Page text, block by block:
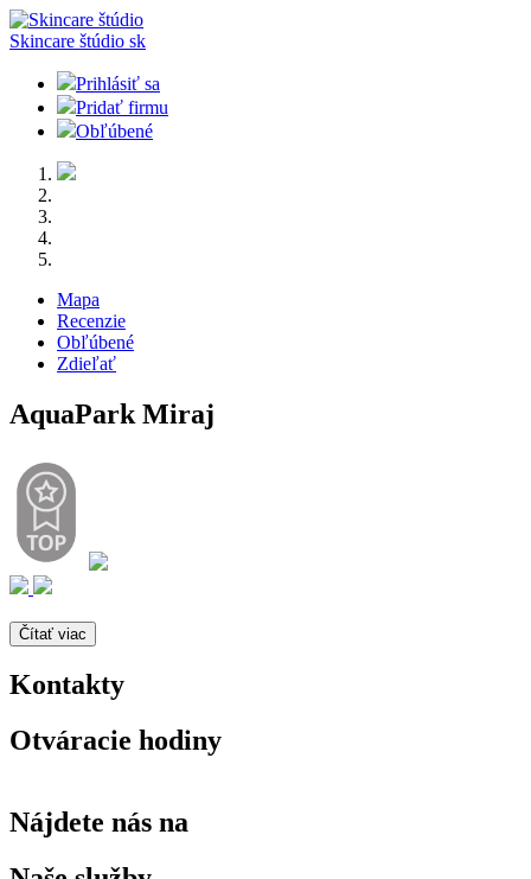
Skincare štúdio sk
Prihlásiť sa
Pridať firmu
Obľúbené
Mapa
Recenzie
Obľúbené
Zdieľať
AquaPark Miraj
Čítať viac
Kontakty
Otváracie hodiny
Nájdete nás na